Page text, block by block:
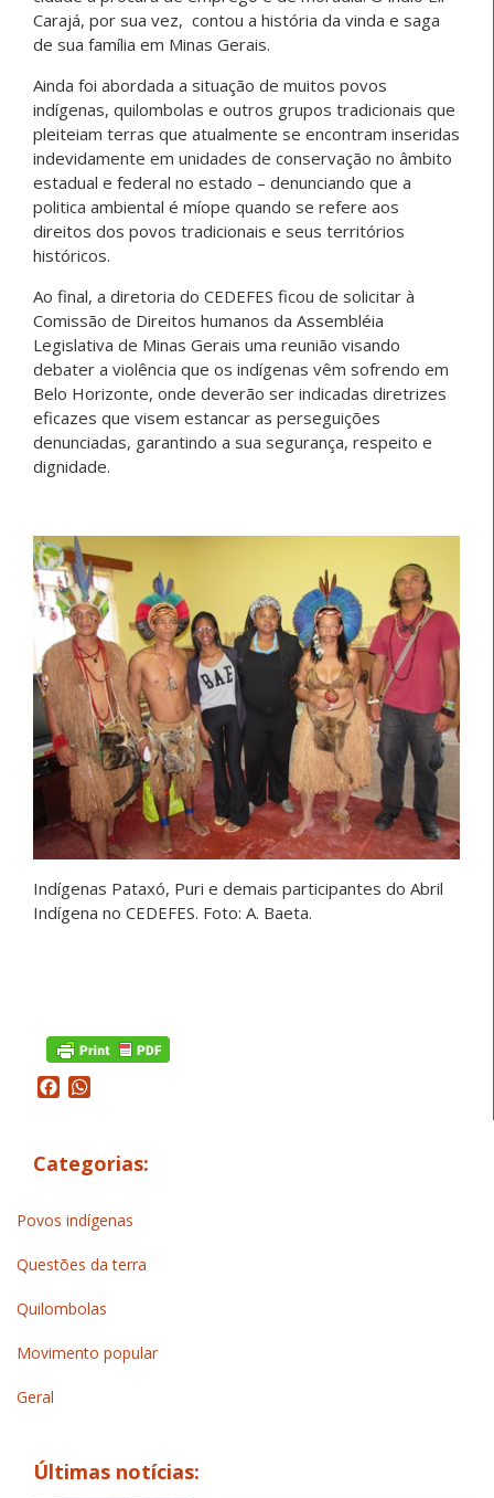
Carajá, por sua vez, contou a história da vinda e saga
de sua família em Minas Gerais.
Ainda foi abordada a situação de muitos povos
indígenas, quilombolas e outros grupos tradicionais que
pleiteiam terras que atualmente se encontram inseridas
indevidamente em unidades de conservação no âmbito
estadual e federal no estado – denunciando que a
politica ambiental é míope quando se refere aos
direitos dos povos tradicionais e seus territórios
históricos.
Ao final, a diretoria do CEDEFES ficou de solicitar à
Comissão de Direitos humanos da Assembléia
Legislativa de Minas Gerais uma reunião visando
debater a violência que os indígenas vêm sofrendo em
Belo Horizonte, onde deverão ser indicadas diretrizes
eficazes que visem estancar as perseguições
denunciadas, garantindo a sua segurança, respeito e
dignidade.
Indígenas Pataxó, Puri e demais participantes do Abril
Indígena no CEDEFES. Foto: A. Baeta.
Facebook
Categorias:
Povos indígenas
Questões da terra
Quilombolas
Movimento popular
Geral
Últimas notícias: